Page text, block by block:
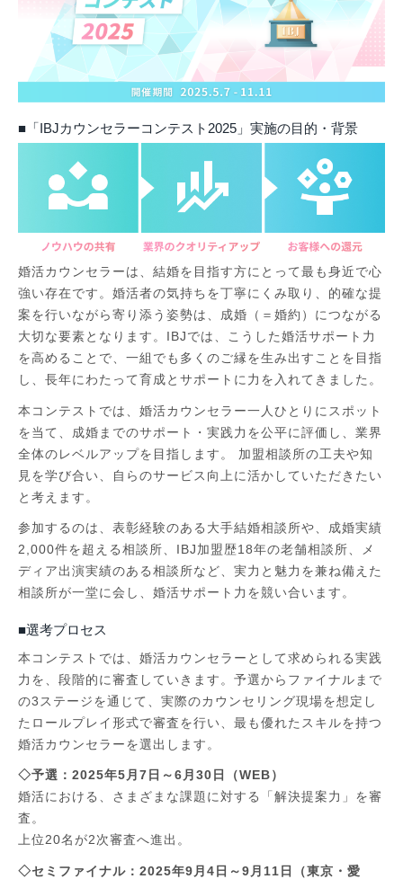
■「IBJカウンセラーコンテスト2025」実施の目的・背景
婚活カウンセラーは、結婚を目指す方にとって最も身近で心
強い存在です。婚活者の気持ちを丁寧にくみ取り、的確な提
案を行いながら寄り添う姿勢は、成婚（＝婚約）につながる
大切な要素となります。IBJでは、こうした婚活サポート力
を高めることで、一組でも多くのご縁を生み出すことを目指
し、長年にわたって育成とサポートに力を入れてきました。
本コンテストでは、婚活カウンセラー一人ひとりにスポット
を当て、成婚までのサポート・実践力を公平に評価し、業界
全体のレベルアップを目指します。 加盟相談所の工夫や知
見を学び合い、自らのサービス向上に活かしていただきたい
と考えます。
参加するのは、表彰経験のある大手結婚相談所や、成婚実績
2,000件を超える相談所、IBJ加盟歴18年の老舗相談所、メ
ディア出演実績のある相談所など、実力と魅力を兼ね備えた
相談所が一堂に会し、婚活サポート力を競い合います。
■選考プロセス
本コンテストでは、婚活カウンセラーとして求められる実践
力を、段階的に審査していきます。予選からファイナルまで
の3ステージを通じて、実際のカウンセリング現場を想定し
たロールプレイ形式で審査を行い、最も優れたスキルを持つ
婚活カウンセラーを選出します。
◇予選：2025年5月7日～6月30日（WEB）
婚活における、さまざまな課題に対する「解決提案力」を審
査。
上位20名が2次審査へ進出。
◇セミファイナル：2025年9月4日～9月11日（東京・愛